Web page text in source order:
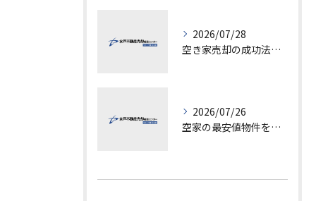
2026/07/28
空き家売却の成功法と注意点
2026/07/26
空家の最安値物件を茨城県水戸市つくば市で探す方法と賢い売却ポイントを徹底解説